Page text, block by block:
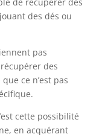
de récupérer des
des dés ou
pas
des
ce n’est pas
cette possibilité
en acquérant